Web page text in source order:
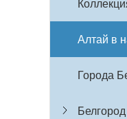
Алтай в
Города